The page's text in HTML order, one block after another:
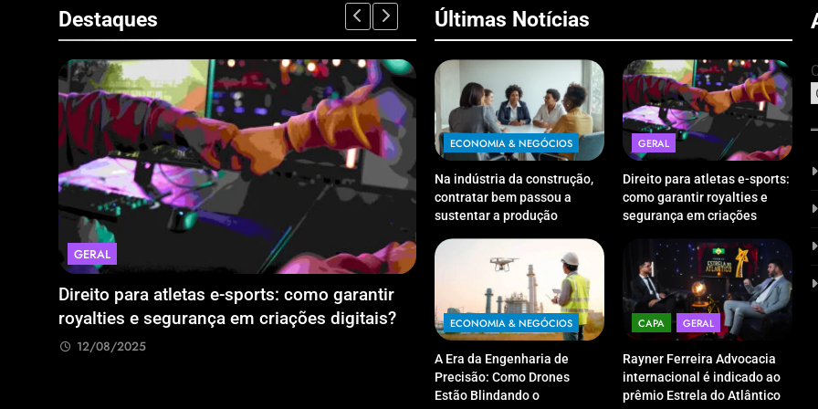
Destaques
GERAL
Direito para atletas e-sports: como garantir
royalties e segurança em criações digitais?
12/08/2025
ECONOMIA & NEGÓCIOS
A Era da Engenharia de Precisão: Como
Drones Estão Blindando o Investimento
Público contra o Retrabalho
12/08/2025
CAPA
Últimas Notícias
ECONOMIA & NEGÓCIOS
Na indústria da construção,
contratar bem passou a
sustentar a produção
GERAL
Direito para atletas e-sports:
como garantir royalties e
segurança em criações
ECONOMIA & NEGÓCIOS
A Era da Engenharia de
Precisão: Como Drones
Estão Blindando o
CAPA GERAL
Rayner Ferreira Advocacia
internacional é indicado ao
prêmio Estrela do Atlântico